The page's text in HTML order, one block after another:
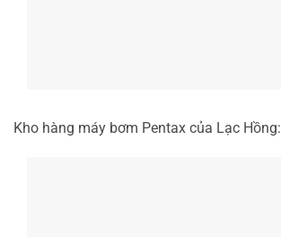
Kho hàng máy bơm Pentax của Lạc Hồng: